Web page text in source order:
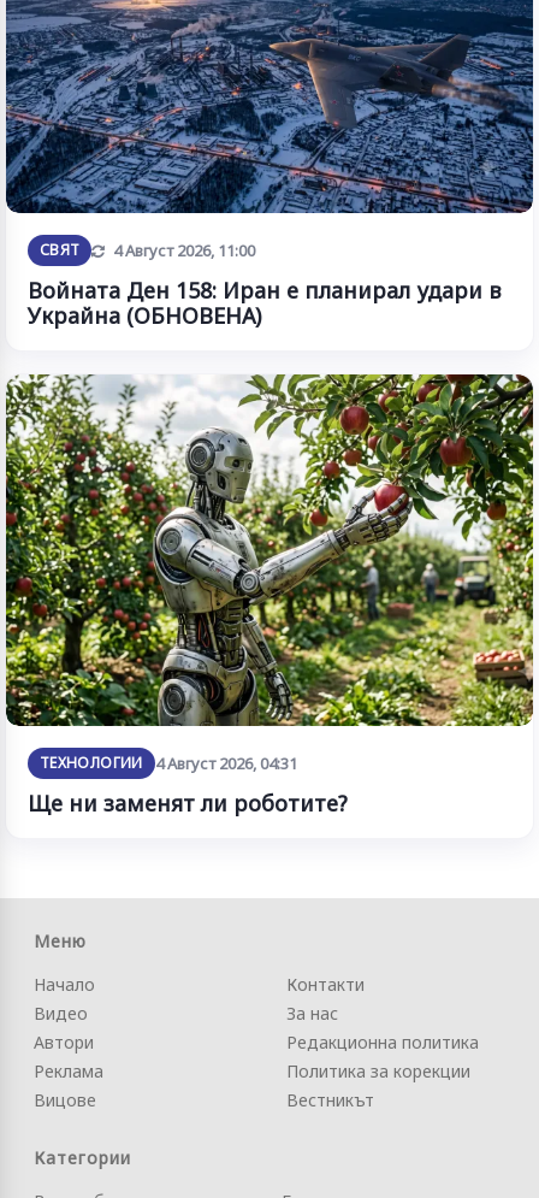
СВЯТ Обновена
4 Август 2026, 11:00
Войната Ден 158: Иран е планирал удари в
Украйна (ОБНОВЕНА)
ТЕХНОЛОГИИ 4 Август 2026, 04:31
Ще ни заменят ли роботите?
Меню
Начало
Видео
Автори
Реклама
Вицове
Контакти
За нас
Редакционна политика
Политика за корекции
Вестникът
Категории